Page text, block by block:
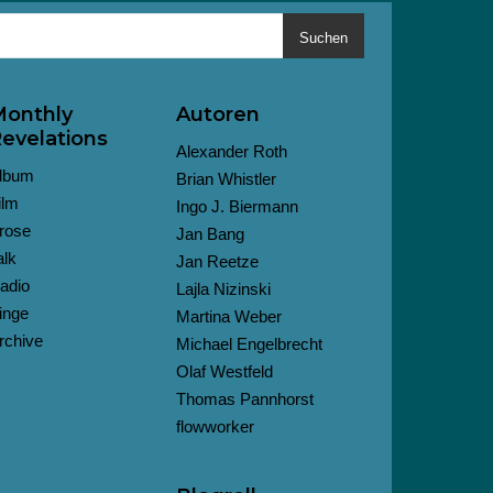
Suchen
Autoren
Alexander Roth
Brian Whistler
Ingo J. Biermann
Jan Bang
Jan Reetze
Lajla Nizinski
Martina Weber
Michael Engelbrecht
Olaf Westfeld
Thomas Pannhorst
flowworker